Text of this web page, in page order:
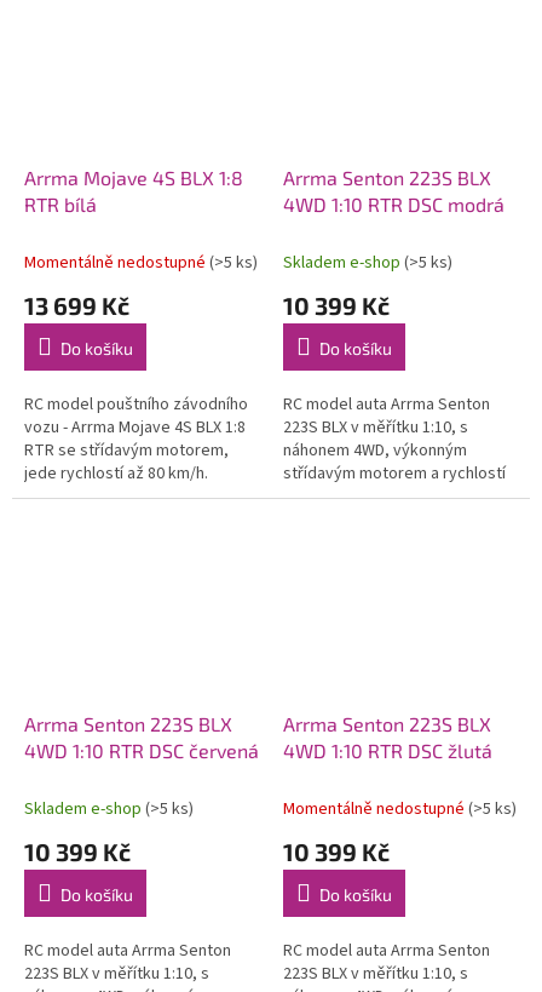
Arrma Mojave 4S BLX 1:8
RTR bílá
Momentálně nedostupné (>5 ks)
13 699 Kč
Do košíku
RC model pouštního závodního
vozu - Arrma Mojave 4S BLX 1:8
RTR se střídavým motorem,
jede rychlostí až 80 km/h.
Odolné kompozitní šasi,
Arrma Senton 223S BLX
4WD 1:10 RTR DSC modrá
Skladem e-shop (>5 ks)
10 399 Kč
Do košíku
RC model auta Arrma Senton
223S BLX v měřítku 1:10, s
náhonem 4WD, výkonným
střídavým motorem a rychlostí
až 80 km/h. Nezávislé zavěšení,
Arrma Senton 223S BLX
4WD 1:10 RTR DSC červená
Skladem e-shop (>5 ks)
10 399 Kč
Do košíku
RC model auta Arrma Senton
223S BLX v měřítku 1:10, s
Arrma Senton 223S BLX
4WD 1:10 RTR DSC žlutá
Momentálně nedostupné (>5 ks)
10 399 Kč
Do košíku
RC model auta Arrma Senton
223S BLX v měřítku 1:10, s